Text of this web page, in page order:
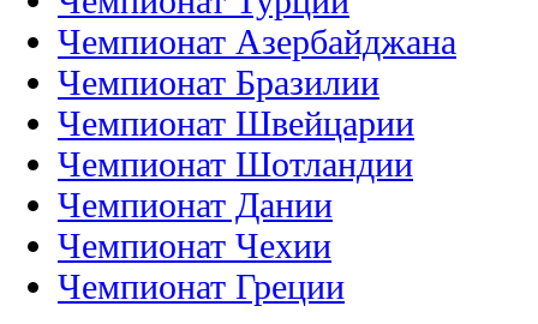
Чемпионат Азербайджана
Чемпионат Бразилии
Чемпионат Швейцарии
Чемпионат Шотландии
Чемпионат Дании
Чемпионат Чехии
Чемпионат Греции